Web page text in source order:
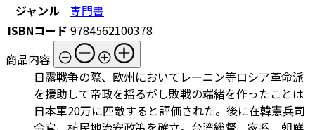
ジャンル
専門書
ISBNコード 9784562100378
商品内容
日露戦争の際、欧州においてレーニン等ロシア革命派
を援助して帝政を揺るがし敗戦の端緒を作ったことは
日本軍20万に匹敵すると評価された。後に在韓憲兵司